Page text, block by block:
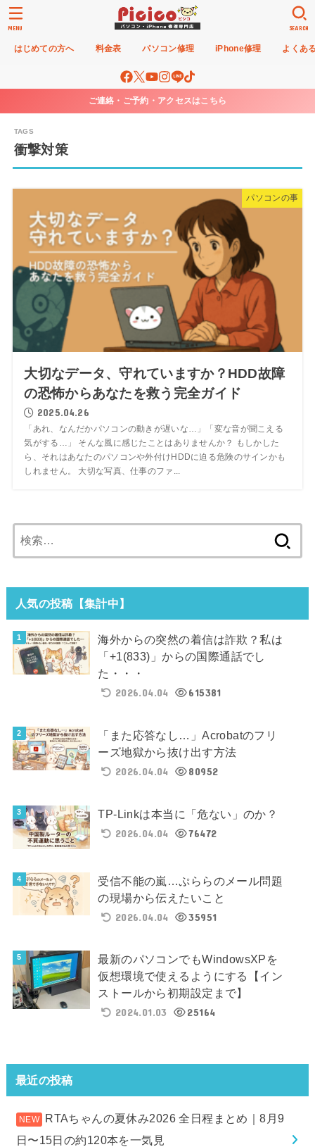
はじめての方へ 料金表 パソコン修理 iPhone修理 よくあ
SEARCH
MENU
ご連絡・ご予約・アクセスはこちら
衝撃対策
パソコンの事
大切なデータ、守れていますか？HDD故障
の恐怖からあなたを救う完全ガイド
2025.04.26
「あれ、なんだかパソコンの動きが遅いな…」「変な音が聞こえる
気がする…」 そんな風に感じたことはありませんか？ もしかした
ら、それはあなたのパソコンや外付けHDDに迫る危険のサインかも
しれません。 大切な写真、仕事のファ...
索:
人気の投稿【集計中】
海外からの突然の着信は詐欺？私は
「+1(833)」からの国際通話でし
た・・・
2026.04.04
615381
「また応答なし…」Acrobatのフリ
ーズ地獄から抜け出す方法
2026.04.04
80952
TP-Linkは本当に「危ない」のか？
2026.04.04
76472
受信不能の嵐…ぷららのメール問題
の現場から伝えたいこと
2026.04.04
35951
最新のパソコンでもWindowsXPを
仮想環境で使えるようにする【イン
ストールから初期設定まで】
2024.01.03
25164
最近の投稿
RTAちゃんの夏休み2026 全日程まとめ｜8月9
日〜15日の約120本を一気見